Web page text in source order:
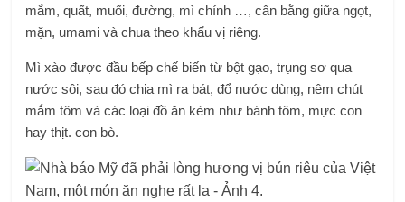
mắm, quất, muối, đường, mì chính …, cân bằng giữa ngọt,
mặn, umami và chua theo khẩu vị riêng.
Mì xào được đầu bếp chế biến từ bột gạo, trụng sơ qua
nước sôi, sau đó chia mì ra bát, đổ nước dùng, nêm chút
mắm tôm và các loại đồ ăn kèm như bánh tôm, mực con
hay thịt. con bò.